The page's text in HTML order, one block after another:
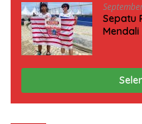
Sepatu
Mendali